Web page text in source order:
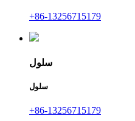
+86-13256715179
سلول
سلول
+86-13256715179